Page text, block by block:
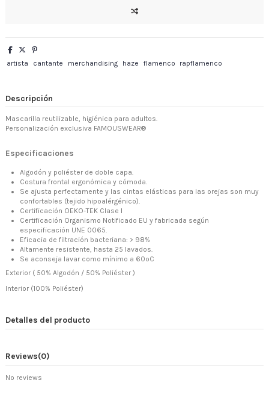
artista cantante merchandising haze flamenco rapflamenco
Descripción
Mascarilla reutilizable, higiénica para adultos.
Personalización exclusiva FAMOUSWEAR®
Especificaciones
Algodón y poliéster de doble capa.
Costura frontal ergonómica y cómoda.
Se ajusta perfectamente y las cintas elásticas para las orejas son muy
confortables (tejido hipoalérgénico).
Certificación OEKO-TEK Clase I
Certificación Organismo Notificado EU y fabricada según
especificación UNE 0065.
Eficacia de filtración bacteriana: > 98%
Altamente resistente, hasta 25 lavados.
Se aconseja lavar como mínimo a 60ºC
Exterior ( 50% Algodón / 50% Poliéster )
Interior (100% Poliéster)
Detalles del producto
Reviews(0)
No reviews